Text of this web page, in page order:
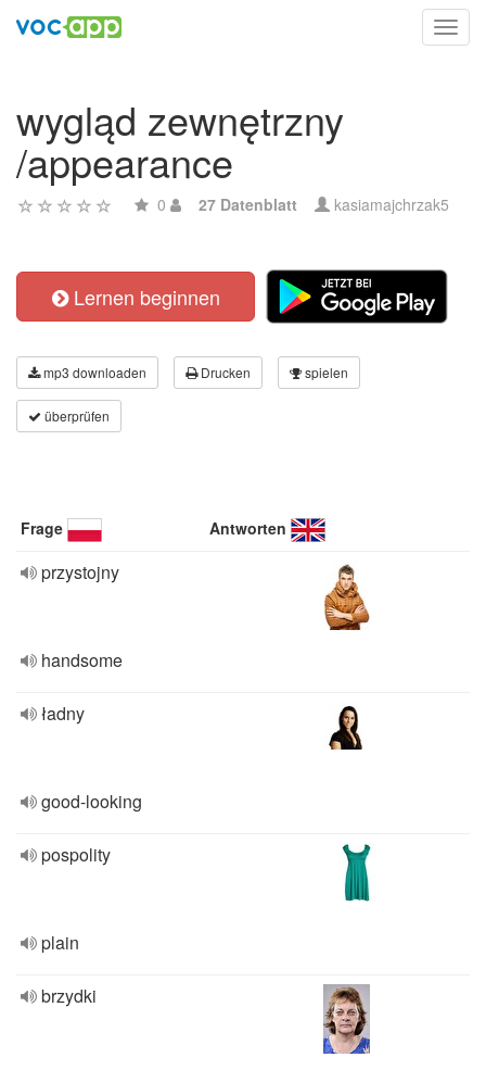
wygląd zewnętrzny
/appearance
0 27 Datenblatt kasiamajchrzak5
Lernen beginnen
mp3 downloaden Drucken spielen
überprüfen
Frage Antworten
przystojny
handsome
ładny
good-looking
pospolity
plain
brzydki